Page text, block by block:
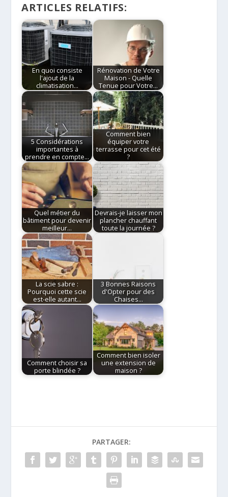
ARTICLES RELATIFS:
En quoi consiste
l'ajout de la
climatisation…
Rénovation de Votre
Maison - Quelle
Tenue pour Votre…
5 Considérations
importantes à
prendre en compte…
Comment bien
équiper votre
terrasse pour cet été
?
Quel métier du
bâtiment pour devenir
meilleur…
Devrais-je laisser mon
plancher chauffant
toute la journée ?
La scie sabre :
Pourquoi cette scie
est-elle autant…
3 Bonnes Raisons
d'Opter pour des
Chaises…
Comment choisir sa
porte blindée ?
Comment bien isoler
une extension de
maison ?
PARTAGER: